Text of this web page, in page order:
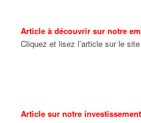
Articleà découvrirsur notre
Cliquez et lisez l’article sur le
Article sur notre investissement